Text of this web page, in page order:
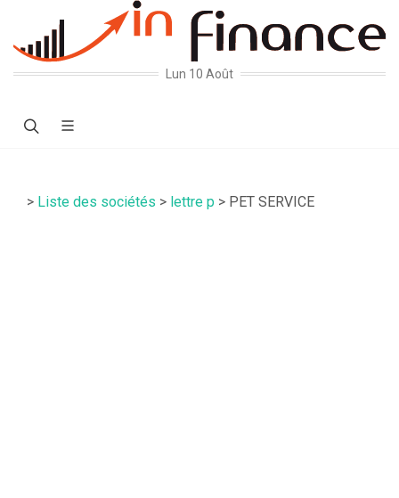
Lun 10 Août
> Liste des sociétés > lettre p > PET SERVICE